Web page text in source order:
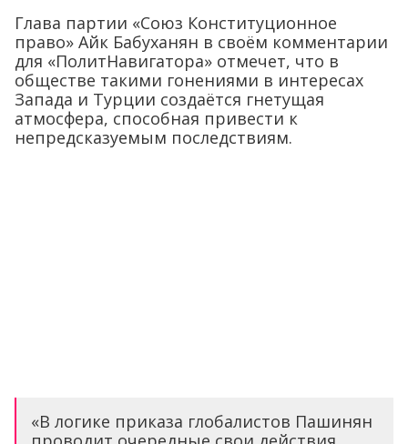
Глава партии «Союз Конституционное
право» Айк Бабуханян в своём комментарии
для «ПолитНавигатора» отмечет, что в
обществе такими гонениями в интересах
Запада и Турции создаётся гнетущая
атмосфера, способная привести к
непредсказуемым последствиям.
«В логике приказа глобалистов Пашинян